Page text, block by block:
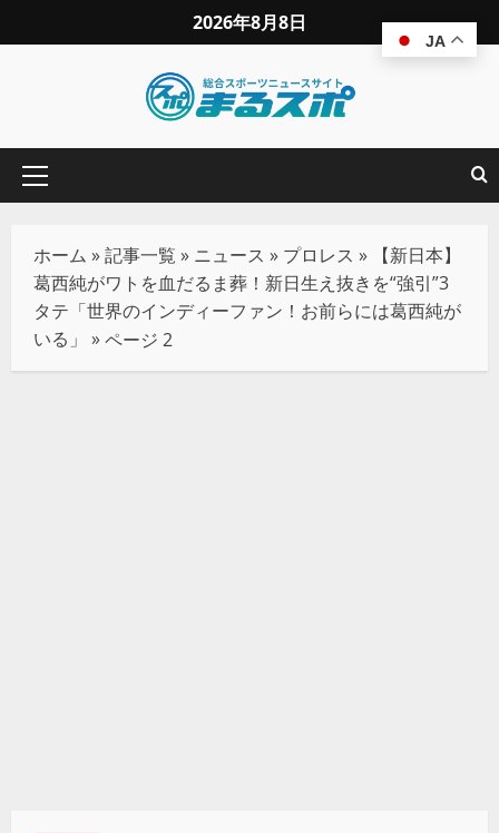
2026年8月8日
ホーム »記事一覧 » ニュース » プロレス »
【新日本】
葛西純がワトを血だるま葬！新日生え抜きを“強引”3
タテ「世界のインディーファン！お前らには葛西純が
いる」 »ページ 2
JA